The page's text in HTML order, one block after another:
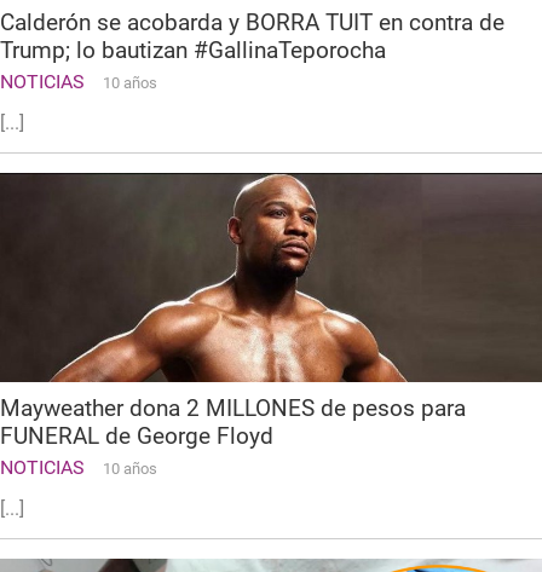
Calderón se acobarda y BORRA TUIT en contra de
Trump; lo bautizan #GallinaTeporocha
NOTICIAS 10 años
[...]
Mayweather dona 2 MILLONES de pesos para
FUNERAL de George Floyd
NOTICIAS 10 años
[...]